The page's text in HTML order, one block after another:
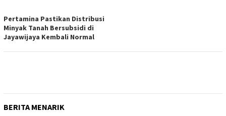
Pertamina Pastikan Distribusi
Minyak Tanah Bersubsidi di
Jayawijaya Kembali Normal
BERITA MENARIK